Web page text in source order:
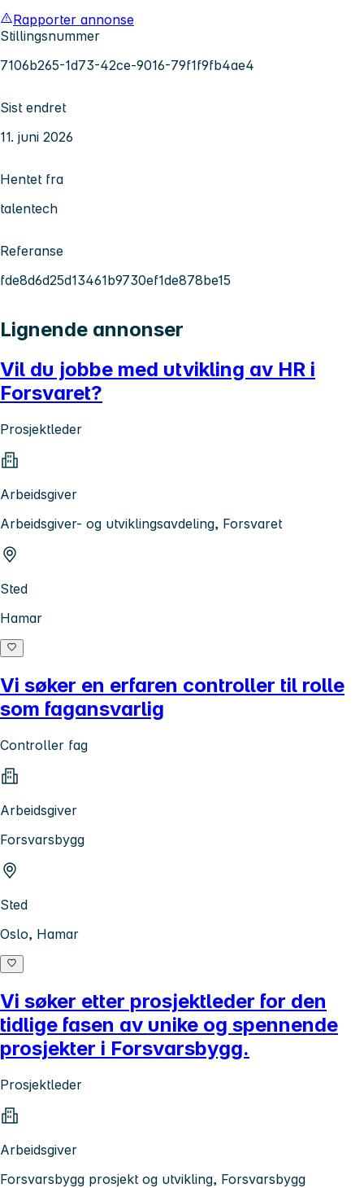
Rapporter annonse
Stillingsnummer
7106b265-1d73-42ce-9016-79f1f9fb4ae4
Sist endret
11. juni 2026
Hentet fra
talentech
Referanse
fde8d6d25d13461b9730ef1de878be15
Lignende annonser
Vil du jobbe med utvikling av HR i
Forsvaret?
Prosjektleder
Arbeidsgiver
Arbeidsgiver- og utviklingsavdeling, Forsvaret
Sted
Hamar
Vi søker en erfaren controller til rolle
som fagansvarlig
Controller fag
Arbeidsgiver
Forsvarsbygg
Sted
Oslo, Hamar
Vi søker etter prosjektleder for den
tidlige fasen av unike og spennende
prosjekter i Forsvarsbygg.
Prosjektleder
Arbeidsgiver
Forsvarsbygg prosjekt og utvikling, Forsvarsbygg